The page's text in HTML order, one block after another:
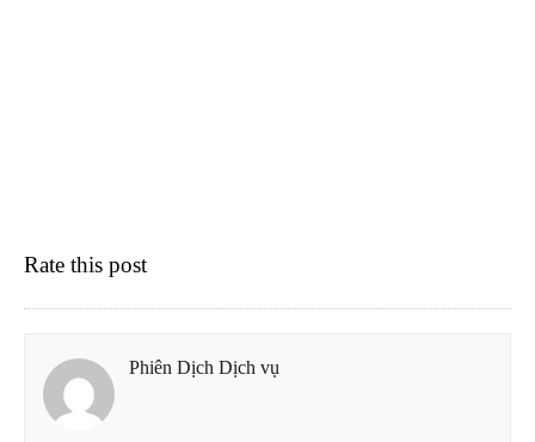
Rate this post
Phiên Dịch Dịch vụ